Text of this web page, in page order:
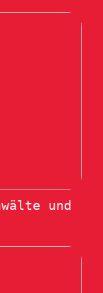
und